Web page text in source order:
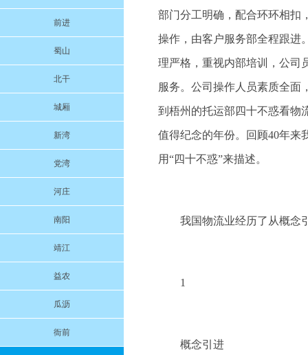
前进
蜀山
北干
城厢
新湾
党湾
河庄
南阳
靖江
益农
瓜沥
衙前
部门分工明确，配合环环相扣
操作，由客户服务部全程跟进
理严格，重视内部培训，公司
服务。公司操作人员素质全面
到梧州的托运部四十不惑看物
值得纪念的年份。回顾40年来
用“四十不惑”来描述。
我国物流业经历了从概念
1
概念引进